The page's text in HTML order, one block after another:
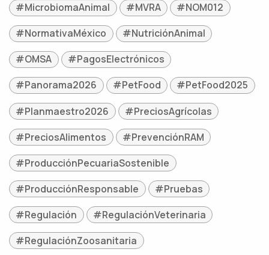
#MicrobiomaAnimal
#MVRA
#NOM012
#NormativaMéxico
#NutriciónAnimal
#OMSA
#PagosElectrónicos
#Panorama2026
#PetFood
#PetFood2025
#Planmaestro2026
#PreciosAgrícolas
#PreciosAlimentos
#PrevenciónRAM
#ProducciónPecuariaSostenible
#ProducciónResponsable
#Pruebas
#Regulación
#RegulaciónVeterinaria
#RegulaciónZoosanitaria